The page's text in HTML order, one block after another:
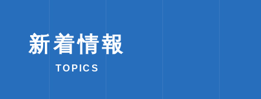
新着情報
TOPICS